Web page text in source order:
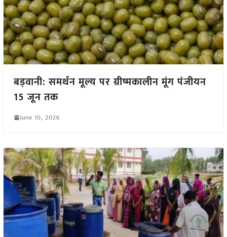
बड़वानी: समर्थन मूल्य पर ग्रीष्मकालीन मूंग पंजीयन
15 जून तक
June 10, 2026